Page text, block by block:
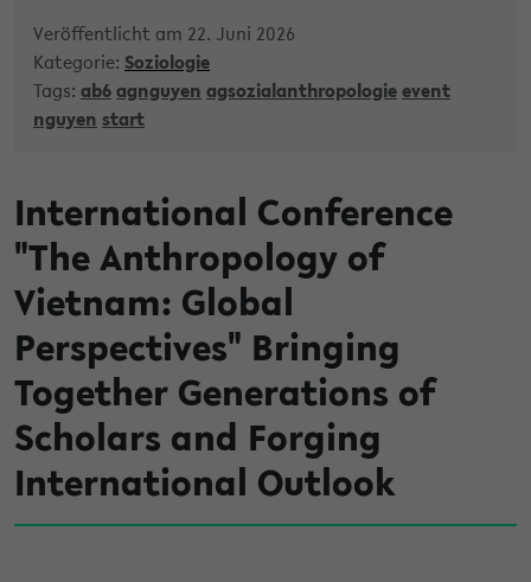
Veröffentlicht am 22. Juni 2026
Kategorie: Soziologie
Tags: ab6agnguyen agsozialanthropologieevent
nguyen start
International Conference
"The Anthropology of
Vietnam: Global
Perspectives" Bringing
Together Generations of
Scholars and Forging
International Outlook